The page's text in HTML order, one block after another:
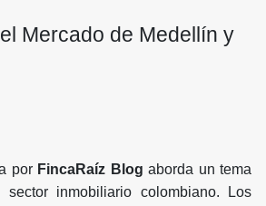
Mercado de Medellín y
por FincaRaíz Blog aborda un tema
inmobiliario colombiano. Los